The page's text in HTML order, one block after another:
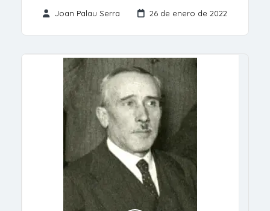
Joan Palau Serra 26 de enero de 2022